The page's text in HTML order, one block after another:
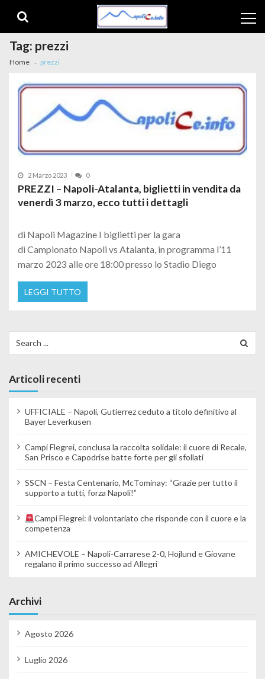
Tag: prezzi
Home prezzi
2 Marzo 2023 0
PREZZI – Napoli-Atalanta, biglietti in vendita da
venerdì 3 marzo, ecco tutti i dettagli
di Napoli Magazine I biglietti per la gara
di Campionato Napoli vs Atalanta, in programma l’11
marzo 2023 alle ore 18:00 presso lo Stadio Diego
LEGGI TUTTO
Articoli recenti
UFFICIALE – Napoli, Gutierrez ceduto a titolo definitivo al
Bayer Leverkusen
Campi Flegrei, conclusa la raccolta solidale: il cuore di Recale,
San Prisco e Capodrise batte forte per gli sfollati
SSCN – Festa Centenario, McTominay: “Grazie per tutto il
supporto a tutti, forza Napoli!”
Campi Flegrei: il volontariato che risponde con il cuore e la
competenza
AMICHEVOLE – Napoli-Carrarese 2-0, Hojlund e Giovane
regalano il primo successo ad Allegri
Archivi
Agosto 2026
Luglio 2026